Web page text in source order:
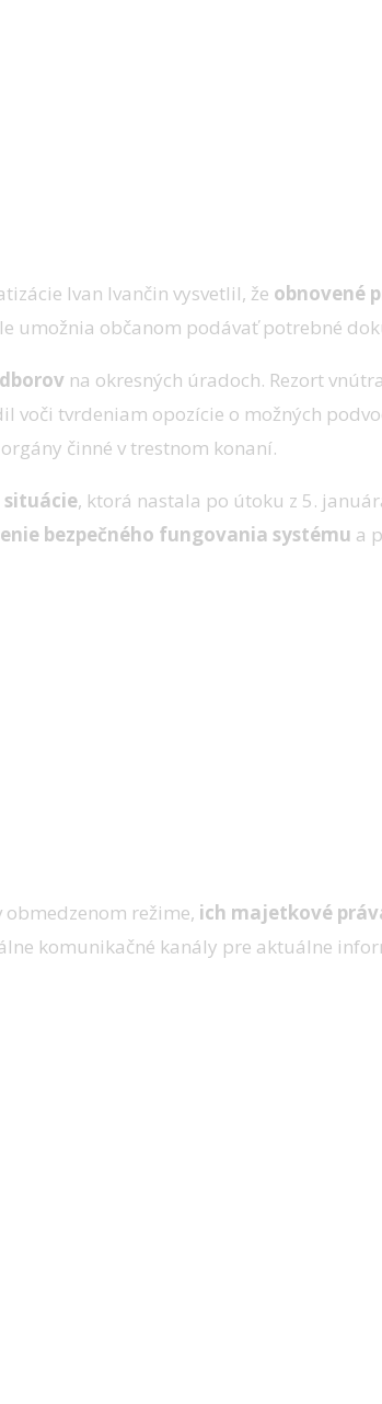
Ivan Ivančin vysvetlil, že obnovené
umožnia občanom podávať potrebné
na okresných úradoch. Rezort
tvrdeniam opozície o možných
činné v trestnom konaní.
, ktorá nastala po útoku z 5.
bezpečného fungovania systému a
obmedzenom režime, ich majetkové
komunikačné kanály pre aktuálne